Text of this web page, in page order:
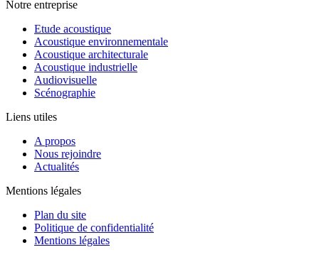
Notre entreprise
Etude acoustique
Acoustique environnementale
Acoustique architecturale
Acoustique industrielle
Audiovisuelle
Scénographie
Liens utiles
A propos
Nous rejoindre
Actualités
Mentions légales
Plan du site
Politique de confidentialité
Mentions légales